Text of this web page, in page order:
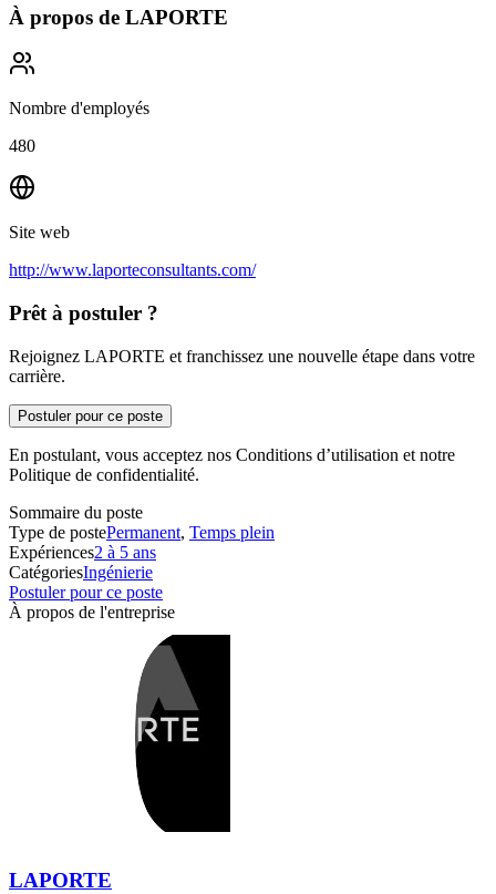
À propos de LAPORTE
Nombre d'employés
480
Site web
http://www.laporteconsultants.com/
Prêt à postuler ?
Rejoignez LAPORTE et franchissez une nouvelle étape dans votre
carrière.
Postuler pour ce poste
En postulant, vous acceptez nos Conditions d’utilisation et notre
Politique de confidentialité.
Sommaire du poste
Type de postePermanent, Temps plein
Expériences2 à 5 ans
CatégoriesIngénierie
Postuler pour ce poste
À propos de l'entreprise
LAPORTE